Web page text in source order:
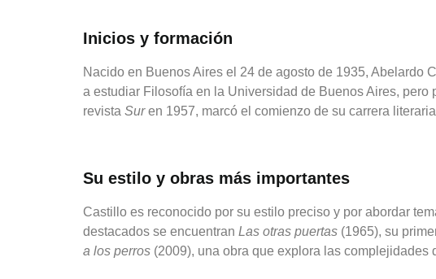
Inicios y formación
Nacido en Buenos Aires el 24 de agosto de 1935, Abelardo
a estudiar Filosofía en la Universidad de Buenos Aires,
revista Suren 1957, marcó el comienzo de su carrera
Su estilo y obras más importantes
Castillo es reconocido por su estilo preciso y por abordar
destacados se encuentran Las otras puertas (1965), su
a los perros (2009), una obra que explora las complejidades